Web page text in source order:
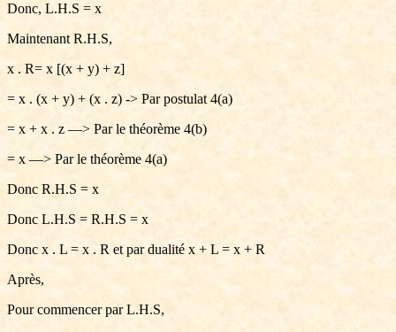
Donc, L.H.S = x
Maintenant R.H.S,
x . R= x [(x + y) + z]
= x . (x + y) + (x . z) -> Par postulat 4(a)
= x + x . z —> Par le théorème 4(b)
= x —> Par le théorème 4(a)
Donc R.H.S = x
Donc L.H.S = R.H.S = x
Donc x . L = x . R et par dualité x + L = x + R
Après,
Pour commencer par L.H.S,